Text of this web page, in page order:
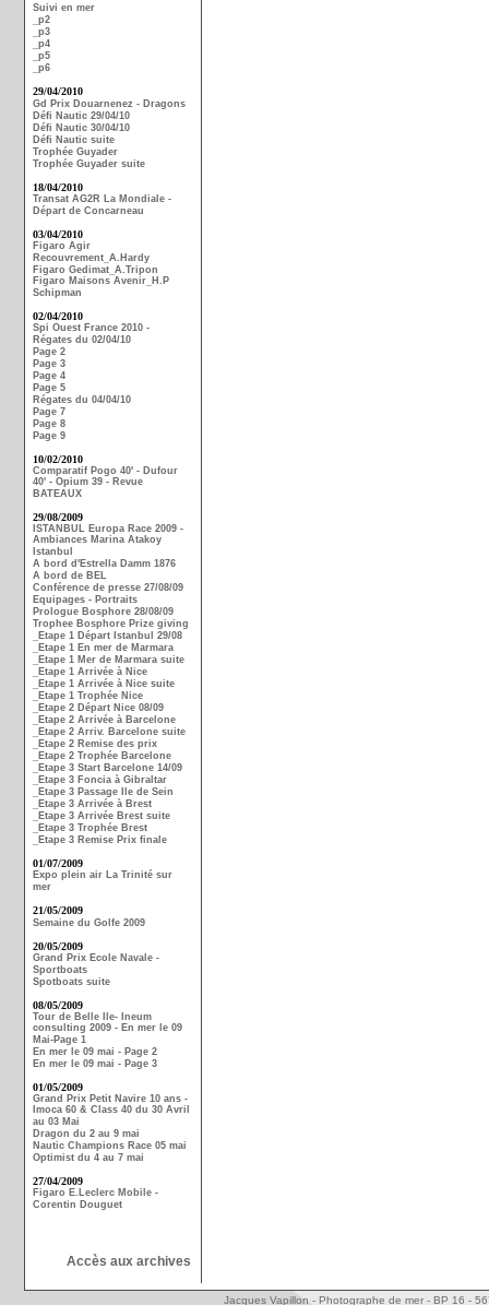
Suivi en mer
_p2
_p3
_p4
_p5
_p6
29/04/2010
Gd Prix Douarnenez - Dragons
Défi Nautic 29/04/10
Défi Nautic 30/04/10
Défi Nautic suite
Trophée Guyader
Trophée Guyader suite
18/04/2010
Transat AG2R La Mondiale -
Départ de Concarneau
03/04/2010
Figaro Agir
Recouvrement_A.Hardy
Figaro Gedimat_A.Tripon
Figaro Maisons Avenir_H.P
Schipman
02/04/2010
Spi Ouest France 2010 -
Régates du 02/04/10
Page 2
Page 3
Page 4
Page 5
Régates du 04/04/10
Page 7
Page 8
Page 9
10/02/2010
Comparatif Pogo 40' - Dufour
40' - Opium 39 - Revue
BATEAUX
29/08/2009
ISTANBUL Europa Race 2009 -
Ambiances Marina Atakoy
Istanbul
A bord d'Estrella Damm 1876
A bord de BEL
Conférence de presse 27/08/09
Equipages - Portraits
Prologue Bosphore 28/08/09
Trophee Bosphore Prize giving
_Etape 1 Départ Istanbul 29/08
_Etape 1 En mer de Marmara
_Etape 1 Mer de Marmara suite
_Etape 1 Arrivée à Nice
_Etape 1 Arrivée à Nice suite
_Etape 1 Trophée Nice
_Etape 2 Départ Nice 08/09
_Etape 2 Arrivée à Barcelone
_Etape 2 Arriv. Barcelone suite
_Etape 2 Remise des prix
_Etape 2 Trophée Barcelone
_Etape 3 Start Barcelone 14/09
_Etape 3 Foncia à Gibraltar
_Etape 3 Passage Ile de Sein
_Etape 3 Arrivée à Brest
_Etape 3 Arrivée Brest suite
_Etape 3 Trophée Brest
_Etape 3 Remise Prix finale
01/07/2009
Expo plein air La Trinité sur
mer
21/05/2009
Semaine du Golfe 2009
20/05/2009
Grand Prix Ecole Navale -
Sportboats
Spotboats suite
08/05/2009
Tour de Belle Ile- Ineum
consulting 2009 - En mer le 09
Mai-Page 1
En mer le 09 mai - Page 2
En mer le 09 mai - Page 3
01/05/2009
Grand Prix Petit Navire 10 ans -
Imoca 60 & Class 40 du 30 Avril
au 03 Mai
Dragon du 2 au 9 mai
Nautic Champions Race 05 mai
Optimist du 4 au 7 mai
27/04/2009
Figaro E.Leclerc Mobile -
Corentin Douguet
Accès aux archives
Jacques Vapillon - Photographe de mer - BP 16 -